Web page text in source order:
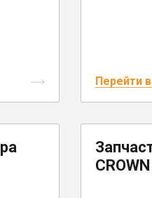
Перейти